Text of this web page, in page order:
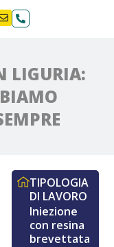
LIGURIA:
TIPOLOGIA
DI LAVORO
Iniezione
con resina
brevettata